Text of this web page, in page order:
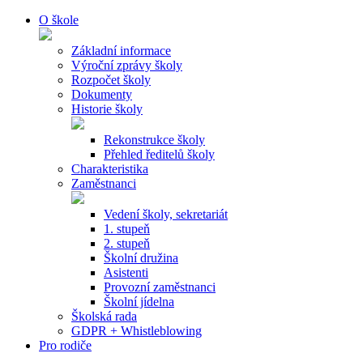
O škole
Základní informace
Výroční zprávy školy
Rozpočet školy
Dokumenty
Historie školy
Rekonstrukce školy
Přehled ředitelů školy
Charakteristika
Zaměstnanci
Vedení školy, sekretariát
1. stupeň
2. stupeň
Školní družina
Asistenti
Provozní zaměstnanci
Školní jídelna
Školská rada
GDPR + Whistleblowing
Pro rodiče